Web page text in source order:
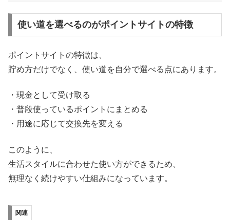
使い道を選べるのがポイントサイトの特徴
ポイントサイトの特徴は、
貯め方だけでなく、使い道を自分で選べる点にあります。
・現金として受け取る
・普段使っているポイントにまとめる
・用途に応じて交換先を変える
このように、
生活スタイルに合わせた使い方ができるため、
無理なく続けやすい仕組みになっています。
関連